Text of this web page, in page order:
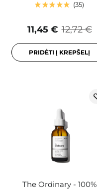
35
12,72 €
11,45 €
PRIDĖTI Į KREPŠELĮ
The Ordinary - 100%